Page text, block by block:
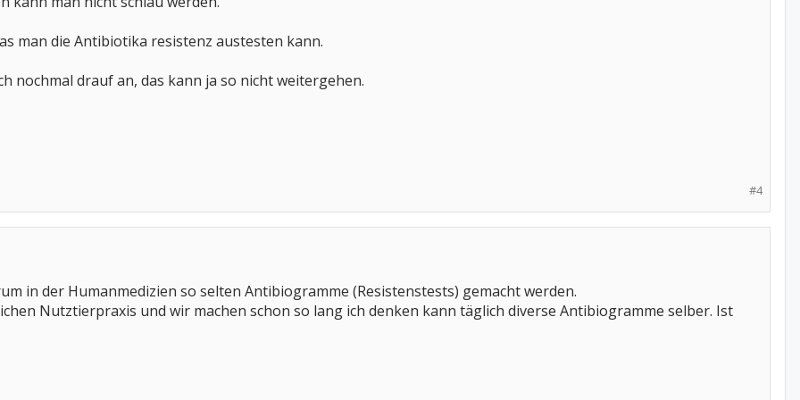
man die Antibiotika resistenz austesten kann.
nochmal drauf an, das kann ja so nicht weitergehen.
#4
in der Humanmedizien so selten Antibiogramme (Resistenstests) gemacht werden.
Nutztierpraxis und wir machen schon so lang ich denken kann täglich diverse Antibiogramme selber. Ist